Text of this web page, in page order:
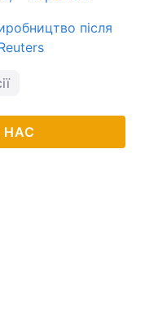
після
НАС